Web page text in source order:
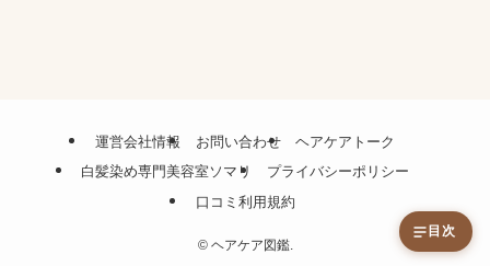
運営会社情報 お問い合わせ
ヘアケアトーク
白髪染め専門美容室ソマリ
プライバシーポリシー
口コミ利用規約
©ヘアケア図鑑.
目次